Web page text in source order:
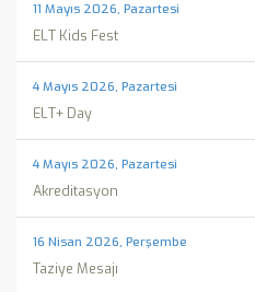
11 Mayıs 2026, Pazartesi
ELT Kids Fest
4 Mayıs 2026, Pazartesi
ELT+ Day
4 Mayıs 2026, Pazartesi
Akreditasyon
16 Nisan 2026, Perşembe
Taziye Mesajı